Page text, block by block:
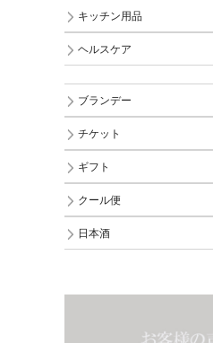
キッチン用品
ヘルスケア
ブランデー
チケット
ギフト
クール便
日本酒